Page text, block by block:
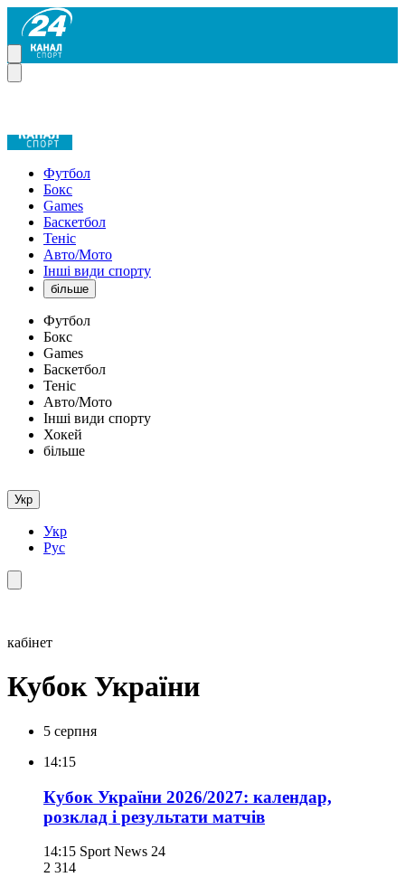
Футбол
Бокс
Games
Баскетбол
Теніс
Авто/Мото
Інші види спорту
більше
Футбол
Бокс
Games
Баскетбол
Теніс
Авто/Мото
Інші види спорту
Хокей
більше
Укр
Укр
Рус
кабінет
Кубок України
5 серпня
14:15
Кубок України 2026/2027: календар,
розклад і результати матчів
14:15 Sport News 24
2 314